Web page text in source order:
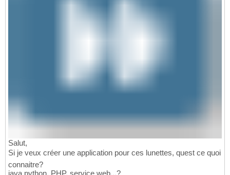
Salut,
Si je veux créer une application pour ces lunettes, quest ce quoi
connaitre?
java,python, PHP, service web...?